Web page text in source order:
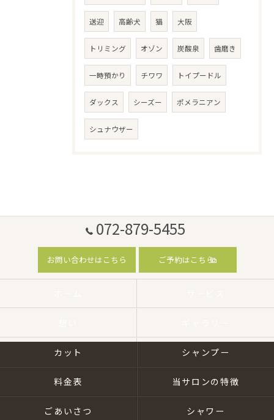
送迎 高齢犬 猫 大阪
トリミング オゾン 炭酸泉 歯磨き
一時預かり チワワ トイプードル
ダックス シーズー ポメラニアン
シュナウザー
072-879-5455
お問い合わせはこちら ご予約はこちら
カット シャンプー
料金表 当サロンの特徴
ごあいさつ シャワー